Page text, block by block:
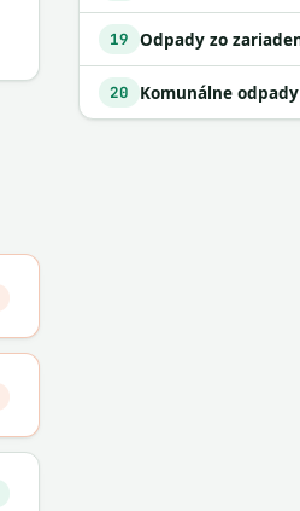
19
20 Komunálne odpady